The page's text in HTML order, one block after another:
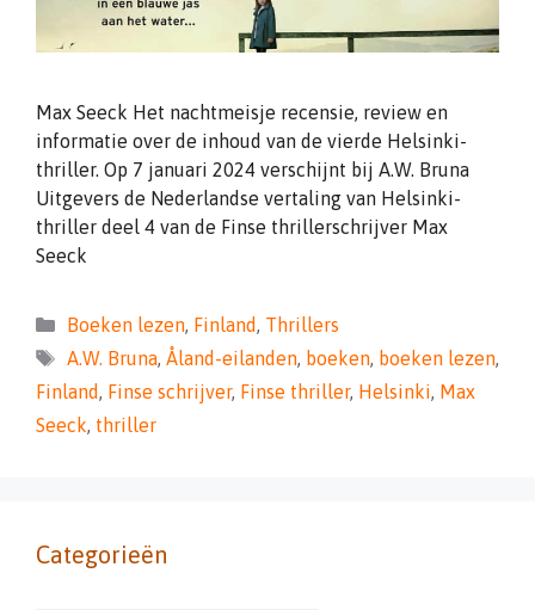
Max Seeck Het nachtmeisje recensie, review en
informatie over de inhoud van de vierde Helsinki-
thriller. Op 7 januari 2024 verschijnt bij A.W. Bruna
Uitgevers de Nederlandse vertaling van Helsinki-
thriller deel 4 van de Finse thrillerschrijver Max
Seeck
Categorieën
Boeken lezen, Finland, Thrillers
Tags
A.W. Bruna, Åland-eilanden, boeken, boeken lezen,
Finland, Finse schrijver, Finse thriller, Helsinki, Max
Seeck, thriller
Categorieën